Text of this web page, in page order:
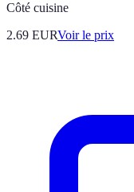
Côté cuisine
2.69 EURVoir le prix